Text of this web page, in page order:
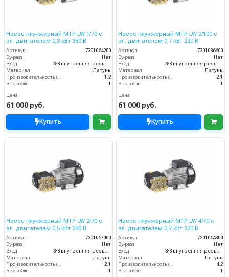
Насос плунжерный MTP LW 1/70 с
эл. двигателем 0,3 кВт 380 В
Артикул
7301064200
By-pass
Нет
Вход
Материал
Латунь
1.2
В коробке
1
Цена
61 000 руб.
Купить
Насос плунжерный MTP LW 2/100 с
эл. двигателем 0,7 кВт 220 В
Артикул
7301086600
By-pass
Нет
Вход
Материал
Латунь
2.1
В коробке
1
Цена
61 000 руб.
Купить
Насос плунжерный MTP LW 2/70 с
эл. двигателем 0,5 кВт 380 В
Артикул
7301067000
By-pass
Нет
Вход
3/8 внутренняя резьба
Материал
Латунь
Производительность (л/мин)
2.1
В коробке
1
Насос плунжерный MTP LW 4/70 с
эл. двигателем 0,7 кВт 220 В
Артикул
7301064300
By-pass
Нет
Вход
3/8 внутренняя резьба
Материал
Латунь
Производительность (л/мин)
4.2
В коробке
1